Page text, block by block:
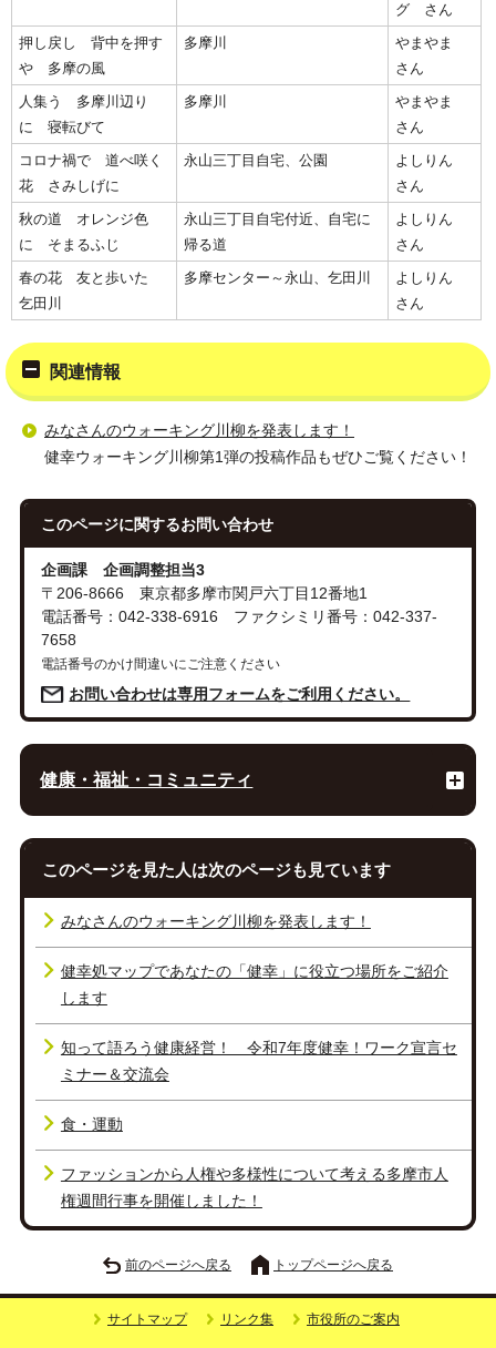
グ さん
押し戻し 背中を押す
や 多摩の風
多摩川
やまやま
さん
人集う 多摩川辺り
に 寝転びて
多摩川
やまやま
さん
コロナ禍で 道べ咲く
花 さみしげに
永山三丁目自宅、公園
よしりん
さん
秋の道 オレンジ色
に そまるふじ
永山三丁目自宅付近、自宅に
帰る道
よしりん
さん
春の花 友と歩いた
乞田川
多摩センター～永山、乞田川
よしりん
さん
関連情報
みなさんのウォーキング川柳を発表します！
健幸ウォーキング川柳第1弾の投稿作品もぜひご覧ください！
このページに関するお問い合わせ
企画課 企画調整担当3
〒206-8666 東京都多摩市関戸六丁目12番地1
電話番号：042-338-6916 ファクシミリ番号：042-337-
7658
電話番号のかけ間違いにご注意ください
お問い合わせは専用フォームをご利用ください。
健康・福祉・コミュニティ
このページを見た人は次のページも見ています
みなさんのウォーキング川柳を発表します！
健幸処マップであなたの「健幸」に役立つ場所をご紹介
します
知って語ろう健康経営！ 令和7年度健幸！ワーク宣言セ
ミナー＆交流会
食・運動
ファッションから人権や多様性について考える多摩市人
権週間行事を開催しました！
前のページへ戻る トップページへ戻る
サイトマップ リンク集 市役所のご案内